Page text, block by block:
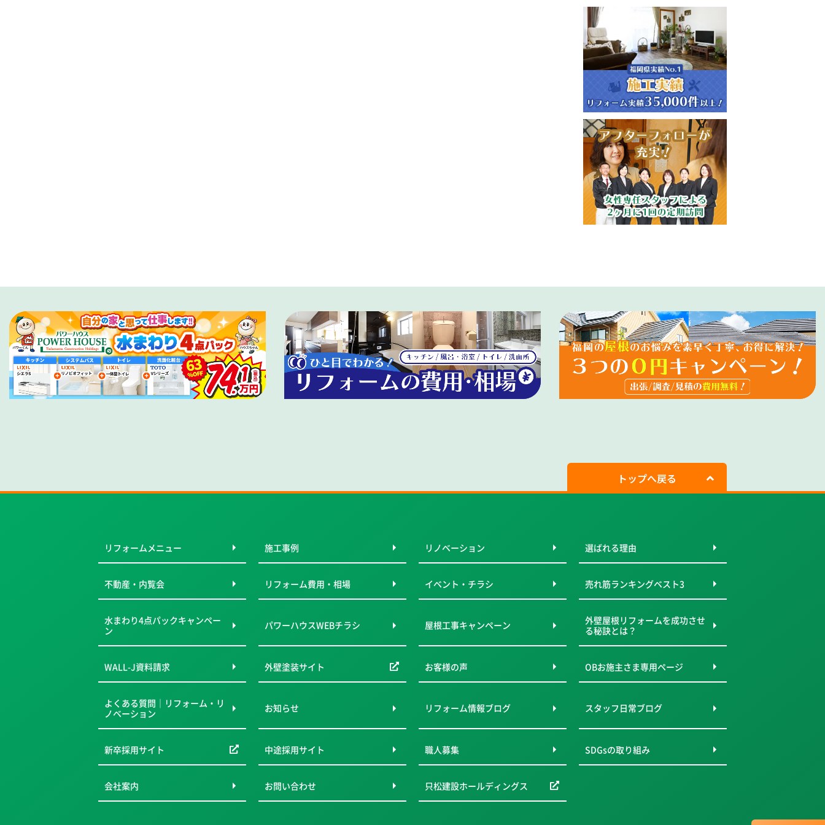
リフォームメニュー 施工事例 リノベーション 選ばれる理由
不動産・内覧会 リフォーム費用・相場 イベント・チラシ 売れ筋ランキングベスト3
水まわり4点パックキャンペー
ン
パワーハウスWEBチラシ 屋根工事キャンペーン
外壁屋根リフォームを成功させ
る秘訣とは？
WALL-J資料請求 外壁塗装サイト お客様の声 OBお施主さま専用ページ
よくある質問｜リフォーム・リ
ノベーション
お知らせ リフォーム情報ブログ スタッフ日常ブログ
新卒採用サイト 中途採用サイト 職人募集 SDGsの取り組み
会社案内 お問い合わせ 只松建設ホールディングス
トップへ戻る